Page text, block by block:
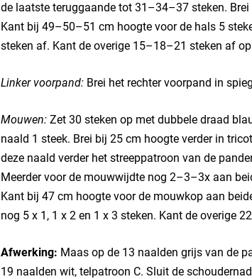
de laatste teruggaande tot 31–34–37 steken.
Kant bij 49–50–51 cm hoogte voor de hals 5
steken af. Kant de overige 15–18–21 steken af
Linker voorpand:Brei het rechter voorpand in
Mouwen:Zet 30 steken op met dubbele draad
naald 1 steek. Brei bij 25 cm hoogte verder in
deze naald verder het streeppatroon van de
Meerder voor de mouwwijdte nog 2–3–3x aan
Kant bij 47 cm hoogte voor de mouwkop aan
nog 5 x 1, 1 x 2 en 1 x 3 steken. Kant de overige
Afwerking: Maas op de 13 naalden grijs van de
19 naalden wit, telpatroon C. Sluit de